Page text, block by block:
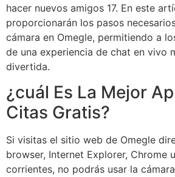
hacer nuevos amigos 17. En este
proporcionarán los pasos
cámara en Omegle, permitiendo a
de una experiencia de chat en vivo
divertida.
¿cuál Es La Mejor
Citas Gratis?
Si visitas el sitio web de Omegle
browser, Internet Explorer, Chrome
corrientes, no podrás usar la